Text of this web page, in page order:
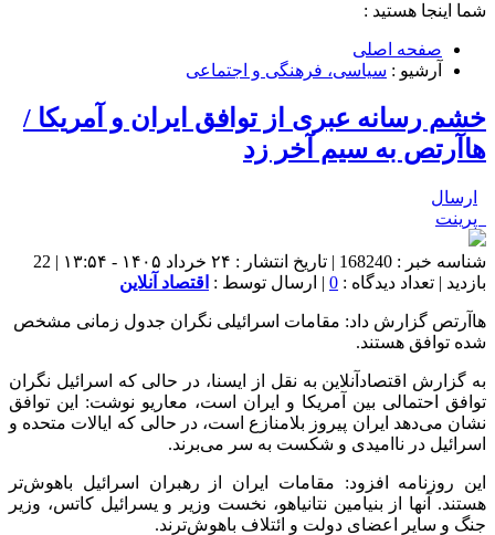
شما اینجا هستید :
صفحه اصلی
آرشیو : سیاسی، فرهنگی و اجتماعی
خشم رسانه عبری از توافق ایران و آمریکا /
هاآرتص به سیم آخر زد
ارسال
پرینت
شناسه خبر : 168240 | تاریخ انتشار : ۲۴ خرداد ۱۴۰۵ - ۱۳:۵۴ | 22
بازدید | تعداد دیدگاه : 0 | ارسال توسط : اقتصاد آنلاین
هاآرتص گزارش داد: مقامات اسرائیلی نگران جدول زمانی مشخص
شده توافق هستند.
به گزارش اقتصادآنلاین به نقل از ایسنا، در حالی که اسرائیل نگران
توافق احتمالی بین آمریکا و ایران است، معاریو نوشت: این توافق
نشان می‌دهد ایران پیروز بلامنازع است، در حالی که ایالات متحده و
اسرائیل در ناامیدی و شکست به سر می‌برند.
این روزنامه افزود: مقامات ایران از رهبران اسرائیل باهوش‌تر
هستند. آنها از بنیامین نتانیاهو، نخست وزیر و یسرائیل کاتس، وزیر
جنگ و سایر اعضای دولت و ائتلاف باهوش‌ترند.